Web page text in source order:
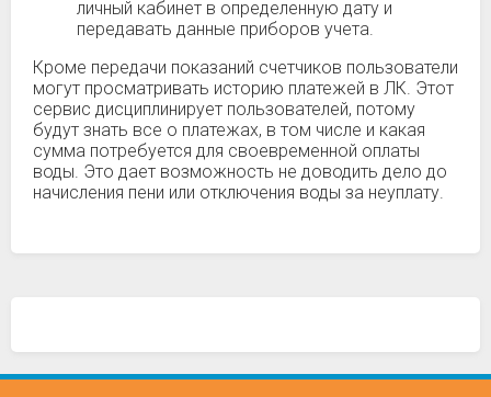
личный кабинет в определенную дату и
передавать данные приборов учета.
Кроме передачи показаний счетчиков пользователи
могут просматривать историю платежей в ЛК. Этот
сервис дисциплинирует пользователей, потому
будут знать все о платежах, в том числе и какая
сумма потребуется для своевременной оплаты
воды. Это дает возможность не доводить дело до
начисления пени или отключения воды за неуплату.